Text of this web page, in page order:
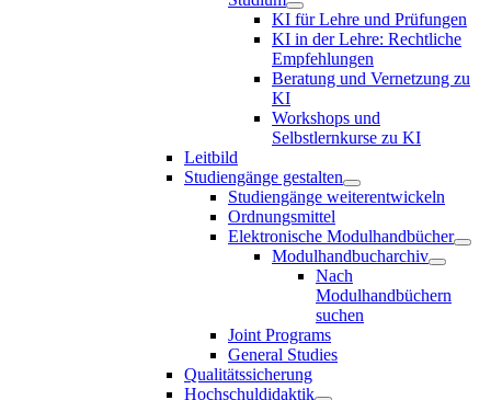
KI für Lehre und Prüfungen
KI in der Lehre: Rechtliche
Empfehlungen
Beratung und Vernetzung zu
KI
Workshops und
Selbstlernkurse zu KI
Leitbild
Studiengänge gestalten
Studiengänge weiterentwickeln
Ordnungsmittel
Elektronische Modulhandbücher
Modulhandbucharchiv
Nach
Modulhandbüchern
suchen
Joint Programs
General Studies
Qualitätssicherung
Hochschuldidaktik